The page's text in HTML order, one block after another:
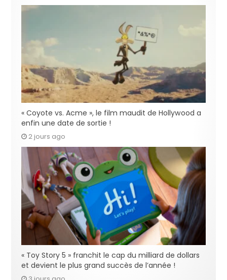
« Coyote vs. Acme », le film maudit de Hollywood a
enfin une date de sortie !
2 jours ago
« Toy Story 5 » franchit le cap du milliard de dollars
et devient le plus grand succès de l’année !